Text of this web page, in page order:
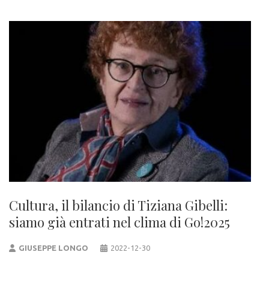
Cultura, il bilancio di Tiziana Gibelli:
siamo già entrati nel clima di Go!2025
GIUSEPPE LONGO 2022-12-30